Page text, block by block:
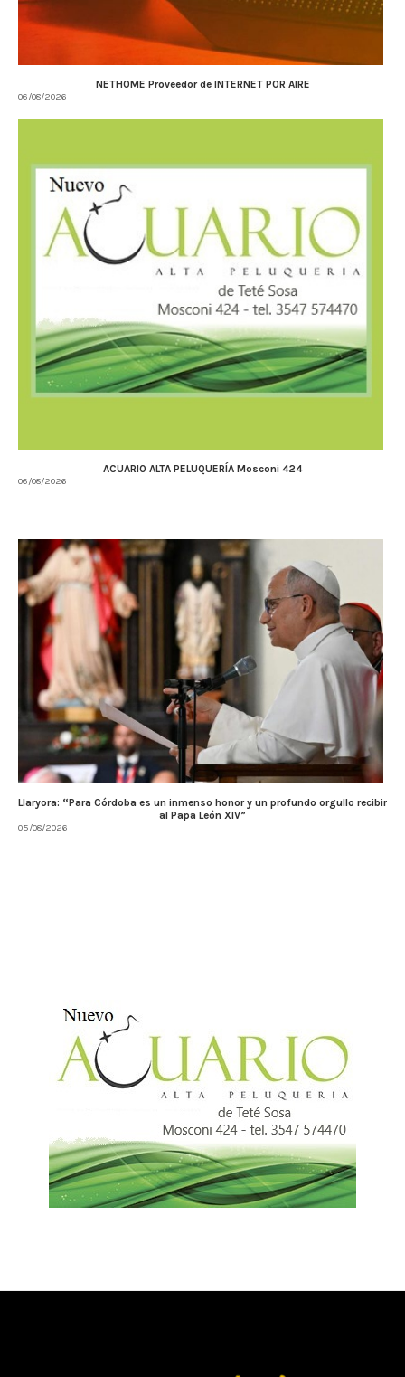
NETHOME Proveedor de INTERNET POR AIRE
06/08/2026
ACUARIO ALTA PELUQUERÍA Mosconi 424
06/08/2026
Llaryora: “Para Córdoba es un inmenso honor y un profundo orgullo recibir
al Papa León XIV”
05/08/2026